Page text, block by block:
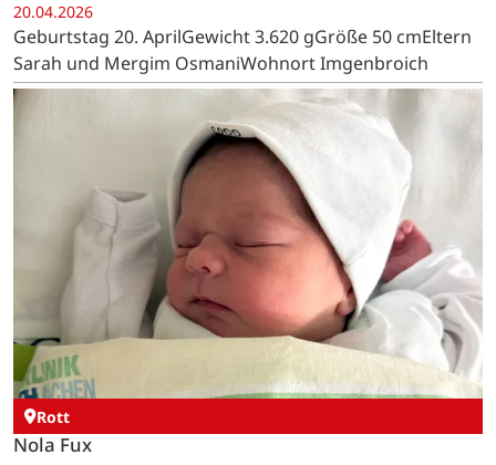
20.04.2026
Geburtstag 20. AprilGewicht 3.620 gGröße 50 cmEltern
Sarah und Mergim OsmaniWohnort Imgenbroich
Rott
Nola Fux